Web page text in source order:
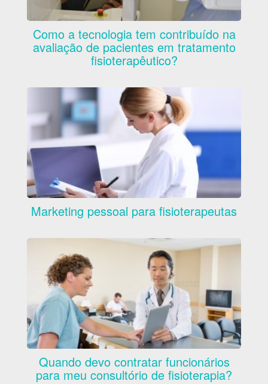
Como a tecnologia tem contribuído na
avaliação de pacientes em tratamento
fisioterapêutico?
Marketing pessoal para fisioterapeutas
Quando devo contratar funcionários
para meu consultório de fisioterapia?